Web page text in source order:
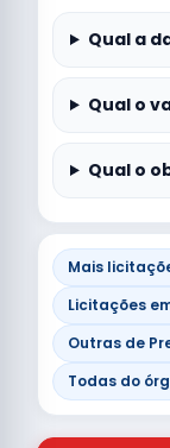
Qual a
Qual o
Qual o
Mais
Licitações
Outras de
Todas do